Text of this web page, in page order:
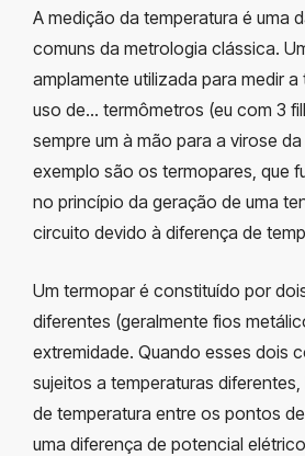
A medição da temperatura é uma
comuns da metrologia clássica.
amplamente utilizada para medir
uso de… termômetros (eu com 3
sempre um à mão para a virose
exemplo são os termopares, que
no princípio da geração de uma
circuito devido à diferença de
Um termopar é constituído por
diferentes (geralmente fios
extremidade. Quando esses dois
sujeitos a temperaturas
de temperatura entre os pontos
uma diferença de potencial